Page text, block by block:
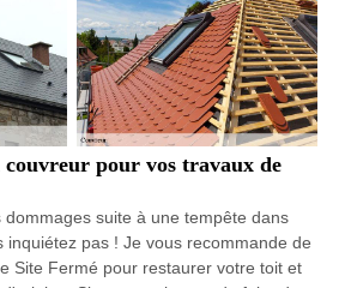
pour vos travaux de
suite à une tempête dans
inquiétez pas ! Je vous recommande de
Site Fermé pour restaurer votre toit et